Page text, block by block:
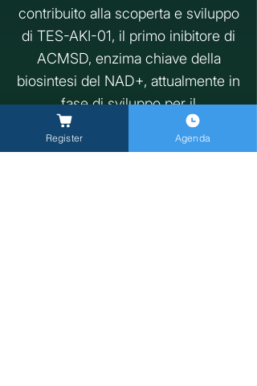
contribuito alla scoperta e sviluppo
di TES-AKI-01, il primo inibitore di
ACMSD, enzima chiave della
biosintesi del NAD+, attualmente in
fase di sviluppo per il
trattamento del danno renale acuto
(AKI).
Register Agenda